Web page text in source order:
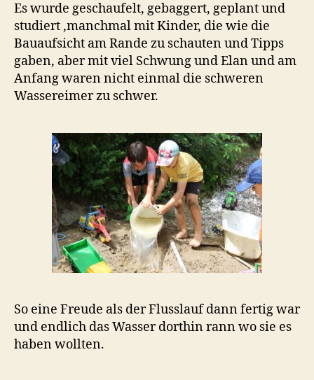
Es wurde geschaufelt, gebaggert, geplant und
studiert ,manchmal mit Kinder, die wie die
Bauaufsicht am Rande zu schauten und Tipps
gaben, aber mit viel Schwung und Elan und am
Anfang waren nicht einmal die schweren
Wassereimer zu schwer.
So eine Freude als der Flusslauf dann fertig war
und endlich das Wasser dorthin rann wo sie es
haben wollten.